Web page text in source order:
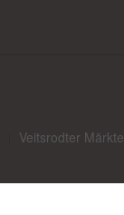
Veitsrodter Märkte